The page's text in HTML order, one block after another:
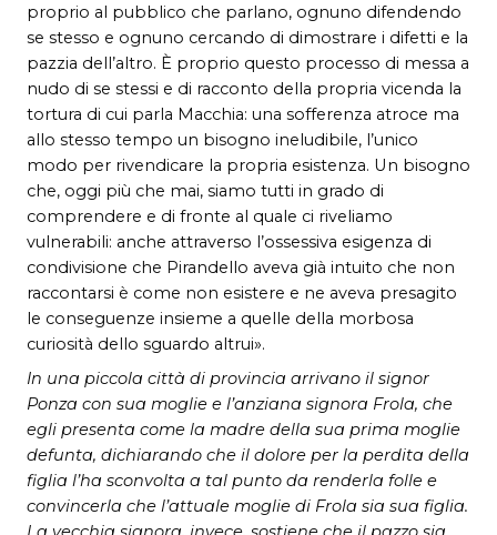
proprio al pubblico che parlano, ognuno difendendo
se stesso e ognuno cercando di dimostrare i difetti e la
pazzia dell’altro. È proprio questo processo di messa a
nudo di se stessi e di racconto della propria vicenda la
tortura di cui parla Macchia: una sofferenza atroce ma
allo stesso tempo un bisogno ineludibile, l’unico
modo per rivendicare la propria esistenza. Un bisogno
che, oggi più che mai, siamo tutti in grado di
comprendere e di fronte al quale ci riveliamo
vulnerabili: anche attraverso l’ossessiva esigenza di
condivisione che Pirandello aveva già intuito che non
raccontarsi è come non esistere e ne aveva presagito
le conseguenze insieme a quelle della morbosa
curiosità dello sguardo altrui».
In una piccola città di provincia arrivano il signor
Ponza con sua moglie e l’anziana signora Frola, che
egli presenta come la madre della sua prima moglie
defunta, dichiarando che il dolore per la perdita della
figlia l’ha sconvolta a tal punto da renderla folle e
convincerla che l’attuale moglie di Frola sia sua figlia.